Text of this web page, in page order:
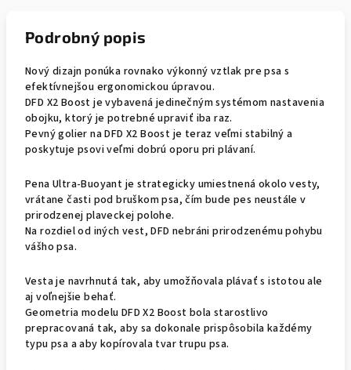
Podrobný popis
Nový dizajn ponúka rovnako výkonný vztlak pre psa s
efektívnejšou ergonomickou úpravou.
DFD X2 Boost je vybavená jedinečným systémom nastavenia
obojku, ktorý je potrebné upraviť iba raz.
Pevný golier na DFD X2 Boost je teraz veľmi stabilný a
poskytuje psovi veľmi dobrú oporu pri plávaní.
Pena Ultra-Buoyant je strategicky umiestnená okolo vesty,
vrátane časti pod bruškom psa, čím bude pes neustále v
prirodzenej plaveckej polohe.
Na rozdiel od iných vest, DFD nebráni prirodzenému pohybu
vášho psa.
Vesta je navrhnutá tak, aby umožňovala plávať s istotou ale
aj voľnejšie behať.
Geometria modelu DFD X2 Boost bola starostlivo
prepracovaná tak, aby sa dokonale prispôsobila každémy
typu psa a aby kopírovala tvar trupu psa.